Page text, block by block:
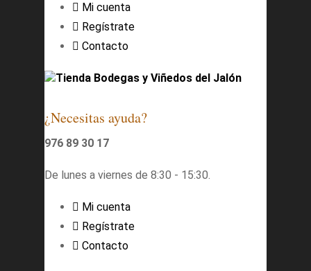
Mi cuenta
Regístrate
Contacto
Tienda Bodegas y Viñedos del Jalón
¿Necesitas ayuda?
976 89 30 17
De lunes a viernes de 8:30 - 15:30.
Mi cuenta
Regístrate
Contacto